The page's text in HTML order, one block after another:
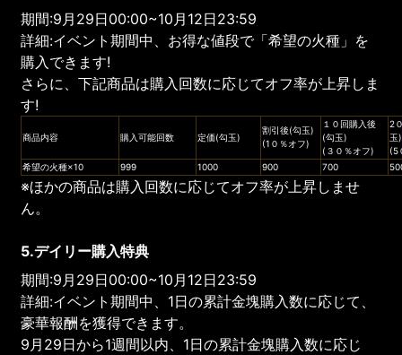
期間:9月29日00:00~10月12日23:59
詳細:イベント期間中、お得な値段で「希望の火種」を
購入できます!
さらに、下記商品は購入回数に応じてオフ率が上昇しま
す!
商品内容 購入可能回数 定価(勾玉)
割引後(勾玉)
(1０％オフ)
１０回購入後
(勾玉)
(３０％オフ)
2
玉)
(5
希望の火種×10
999 1000 900 700
※ほかの商品は購入回数に応じてオフ率が上昇しませ
ん。
5.デイリー購入特典
期間:9月29日00:00~10月12日23:59
詳細:イベント期間中、1日の累計金塊購入数に応じて、
豪華報酬を獲得できます。
9月29日から1週間以内、1日の累計金塊購入数に応じ